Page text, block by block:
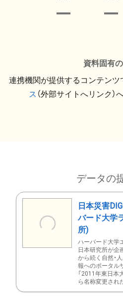
資料固有
連携機関が提供するコンテンツ
ス （外部サイトへリンク）
データの
日本災害
バード大学
所)
ハーバード大学
日本研究所が企
から続く自然・
報へのポータル
「2011年東日本
ら名称変更され